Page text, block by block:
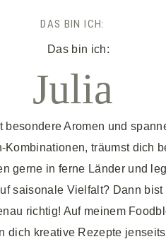
DAS BIN ICH:
Julia
besondere Aromen und
Kombinationen, träumst dich
gerne in ferne Länder und
saisonale Vielfalt? Dann bist
richtig! Auf meinem
dich kreative Rezepte